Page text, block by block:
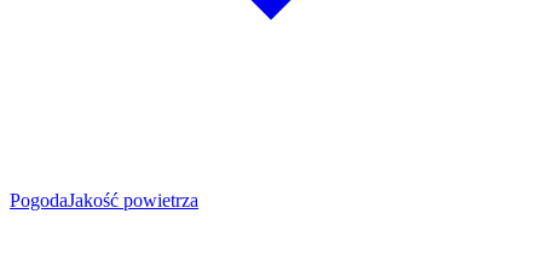
PogodaJakość powietrza